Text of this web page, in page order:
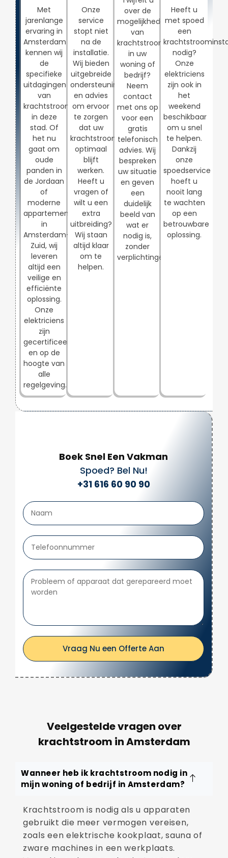
Met
jarenlange
ervaring in
Amsterdam
kennen wij
de
specifieke
uitdagingen
van
krachtstroominstallaties
in deze
stad. Of
het nu
gaat om
oude
panden in
de Jordaan
of
moderne
appartementen
in
Amsterdam-
Zuid, wij
leveren
altijd een
veilige en
efficiënte
oplossing.
Onze
elektriciens
zijn
gecertificeerd
en op de
hoogte van
alle
regelgeving.
Onze
service
stopt niet
na de
installatie.
Wij bieden
uitgebreide
ondersteuning
en advies
om ervoor
te zorgen
dat uw
krachtstroominstallatie
optimaal
blijft
werken.
Heeft u
vragen of
wilt u een
extra
uitbreiding?
Wij staan
altijd klaar
om te
helpen.
over de
mogelijkheden
van
krachtstroom
in uw
woning of
bedrijf?
Neem
contact
met ons op
voor een
gratis
telefonisch
advies. Wij
bespreken
uw situatie
en geven
een
duidelijk
beeld van
wat er
nodig is,
zonder
verplichtingen.
Heeft u
met spoed
een
nodig?
Onze
elektriciens
zijn ook in
het
weekend
beschikbaar
om u snel
te helpen.
Dankzij
onze
spoedservice
hoeft u
nooit lang
te wachten
op een
betrouwbare
oplossing.
Boek Snel Een Vakman
Spoed? Bel Nu!
+31 616 60 90 90
Vraag Nu een Offerte Aan
Veelgestelde vragen over
krachtstroom in Amsterdam
Wanneer heb ik krachtstroom nodig in
mijn woning of bedrijf in Amsterdam?
Krachtstroom is nodig als u apparaten
gebruikt die meer vermogen vereisen,
zoals een elektrische kookplaat, sauna of
zware machines in een werkplaats.